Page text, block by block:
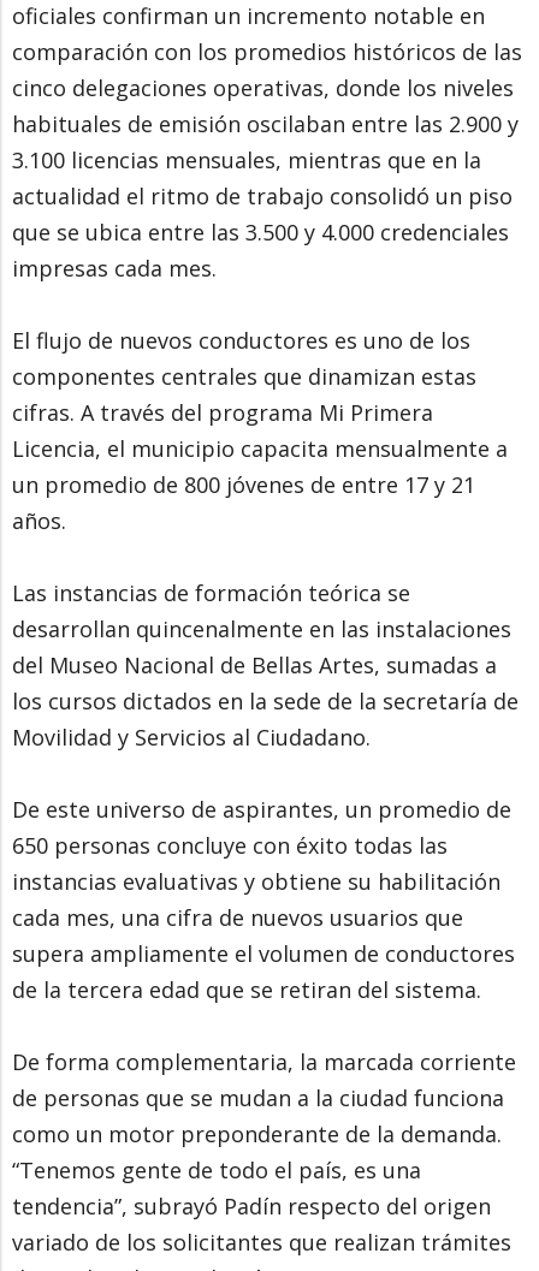
oficiales confirman un incremento notable en
comparación con los promedios históricos de las
cinco delegaciones operativas, donde los niveles
habituales de emisión oscilaban entre las 2.900 y
3.100 licencias mensuales, mientras que en la
actualidad el ritmo de trabajo consolidó un piso
que se ubica entre las 3.500 y 4.000 credenciales
impresas cada mes.
El flujo de nuevos conductores es uno de los
componentes centrales que dinamizan estas
cifras. A través del programa Mi Primera
Licencia, el municipio capacita mensualmente a
un promedio de 800 jóvenes de entre 17 y 21
años.
Las instancias de formación teórica se
desarrollan quincenalmente en las instalaciones
del Museo Nacional de Bellas Artes, sumadas a
los cursos dictados en la sede de la secretaría de
Movilidad y Servicios al Ciudadano.
De este universo de aspirantes, un promedio de
650 personas concluye con éxito todas las
instancias evaluativas y obtiene su habilitación
cada mes, una cifra de nuevos usuarios que
supera ampliamente el volumen de conductores
de la tercera edad que se retiran del sistema.
De forma complementaria, la marcada corriente
de personas que se mudan a la ciudad funciona
como un motor preponderante de la demanda.
“Tenemos gente de todo el país, es una
tendencia”, subrayó Padín respecto del origen
variado de los solicitantes que realizan trámites